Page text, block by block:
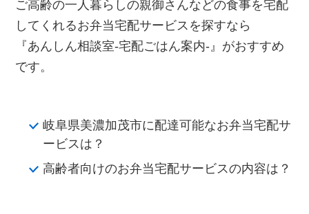
ご高齢の一人暮らしの親御さんなどの食事を宅配
してくれるお弁当宅配サービスを探すなら
『あんしん相談室‐宅配ごはん案内‐』がおすすめ
です。
岐阜県美濃加茂市に配達可能なお弁当宅配サ
ービスは？
高齢者向けのお弁当宅配サービスの内容は？